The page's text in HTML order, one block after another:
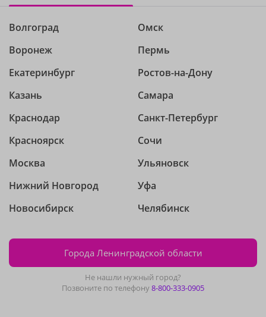
Волгоград
Воронеж
Екатеринбург
Казань
Краснодар
Красноярск
Москва
Нижний Новгород
Новосибирск
Омск
Пермь
Ростов-на-Дону
Самара
Санкт-Петербург
Сочи
Ульяновск
Уфа
Челябинск
Города Ленинградской области
Не нашли нужный город?
Позвоните по телефону8-800-333-0905